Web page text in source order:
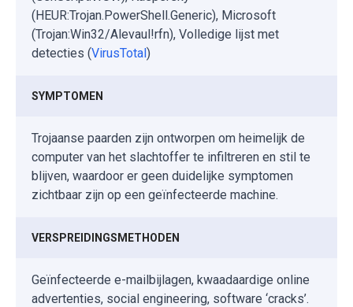
(HEUR:Trojan.PowerShell.Generic), Microsoft
(Trojan:Win32/Alevaul!rfn), Volledige lijst met
detecties (VirusTotal)
SYMPTOMEN
Trojaanse paarden zijn ontworpen om heimelijk de
computer van het slachtoffer te infiltreren en stil te
blijven, waardoor er geen duidelijke symptomen
zichtbaar zijn op een geïnfecteerde machine.
VERSPREIDINGSMETHODEN
Geïnfecteerde e-mailbijlagen, kwaadaardige online
advertenties, social engineering, software ‘cracks’.